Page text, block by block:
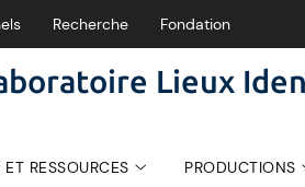
Recherche Fondation
Lieux
RESSOURCES PRODUCTIONS